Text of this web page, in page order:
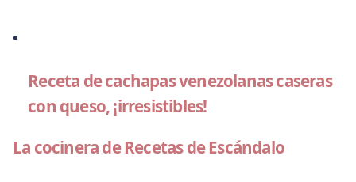
Receta de cachapas venezolanas caseras
con queso, ¡irresistibles!
La cocinera de Recetas de Escándalo